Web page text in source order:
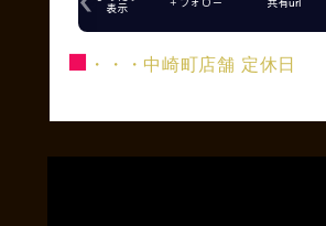
■ ・・・中崎町店舗 定休日